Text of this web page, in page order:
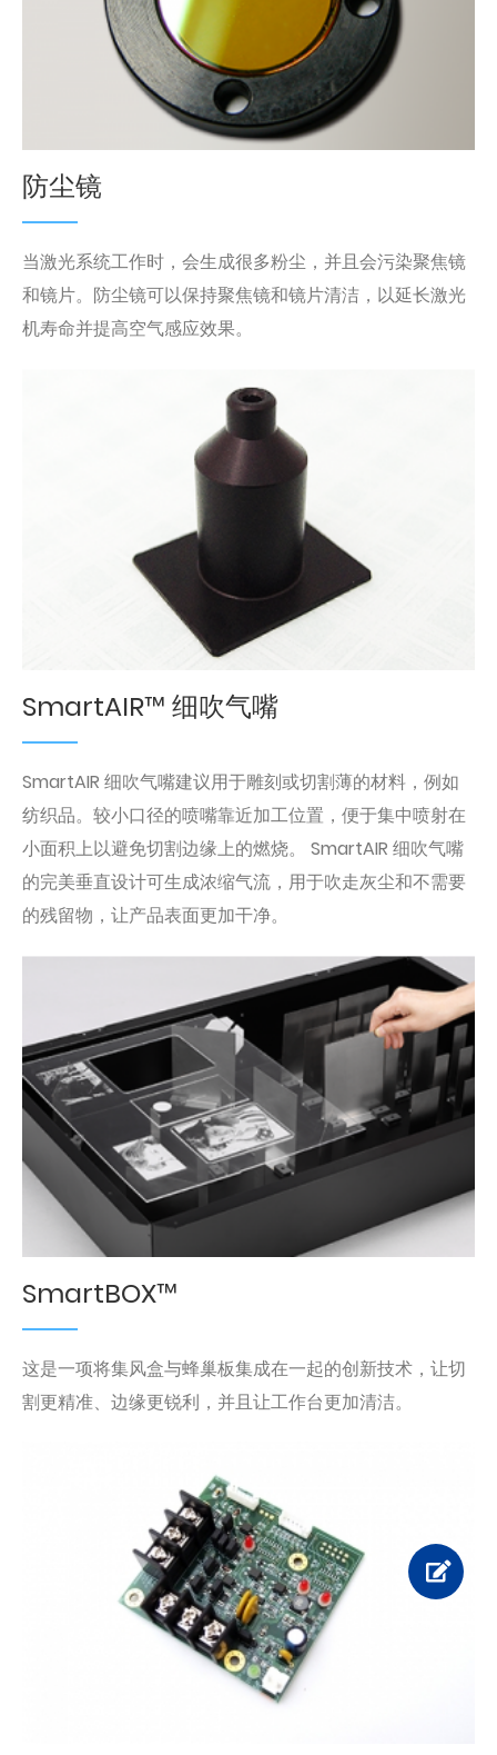
防尘镜
当激光系统工作时，会生成很多粉尘，并且会污染聚焦镜
和镜片。防尘镜可以保持聚焦镜和镜片清洁，以延长激光
机寿命并提高空气感应效果。
SmartAIR™ 细吹气嘴
SmartAIR 细吹气嘴建议用于雕刻或切割薄的材料，例如
纺织品。较小口径的喷嘴靠近加工位置，便于集中喷射在
小面积上以避免切割边缘上的燃烧。 SmartAIR 细吹气嘴
的完美垂直设计可生成浓缩气流，用于吹走灰尘和不需要
的残留物，让产品表面更加干净。
SmartBOX™
这是一项将集风盒与蜂巢板集成在一起的创新技术，让切
割更精准、边缘更锐利，并且让工作台更加清洁。